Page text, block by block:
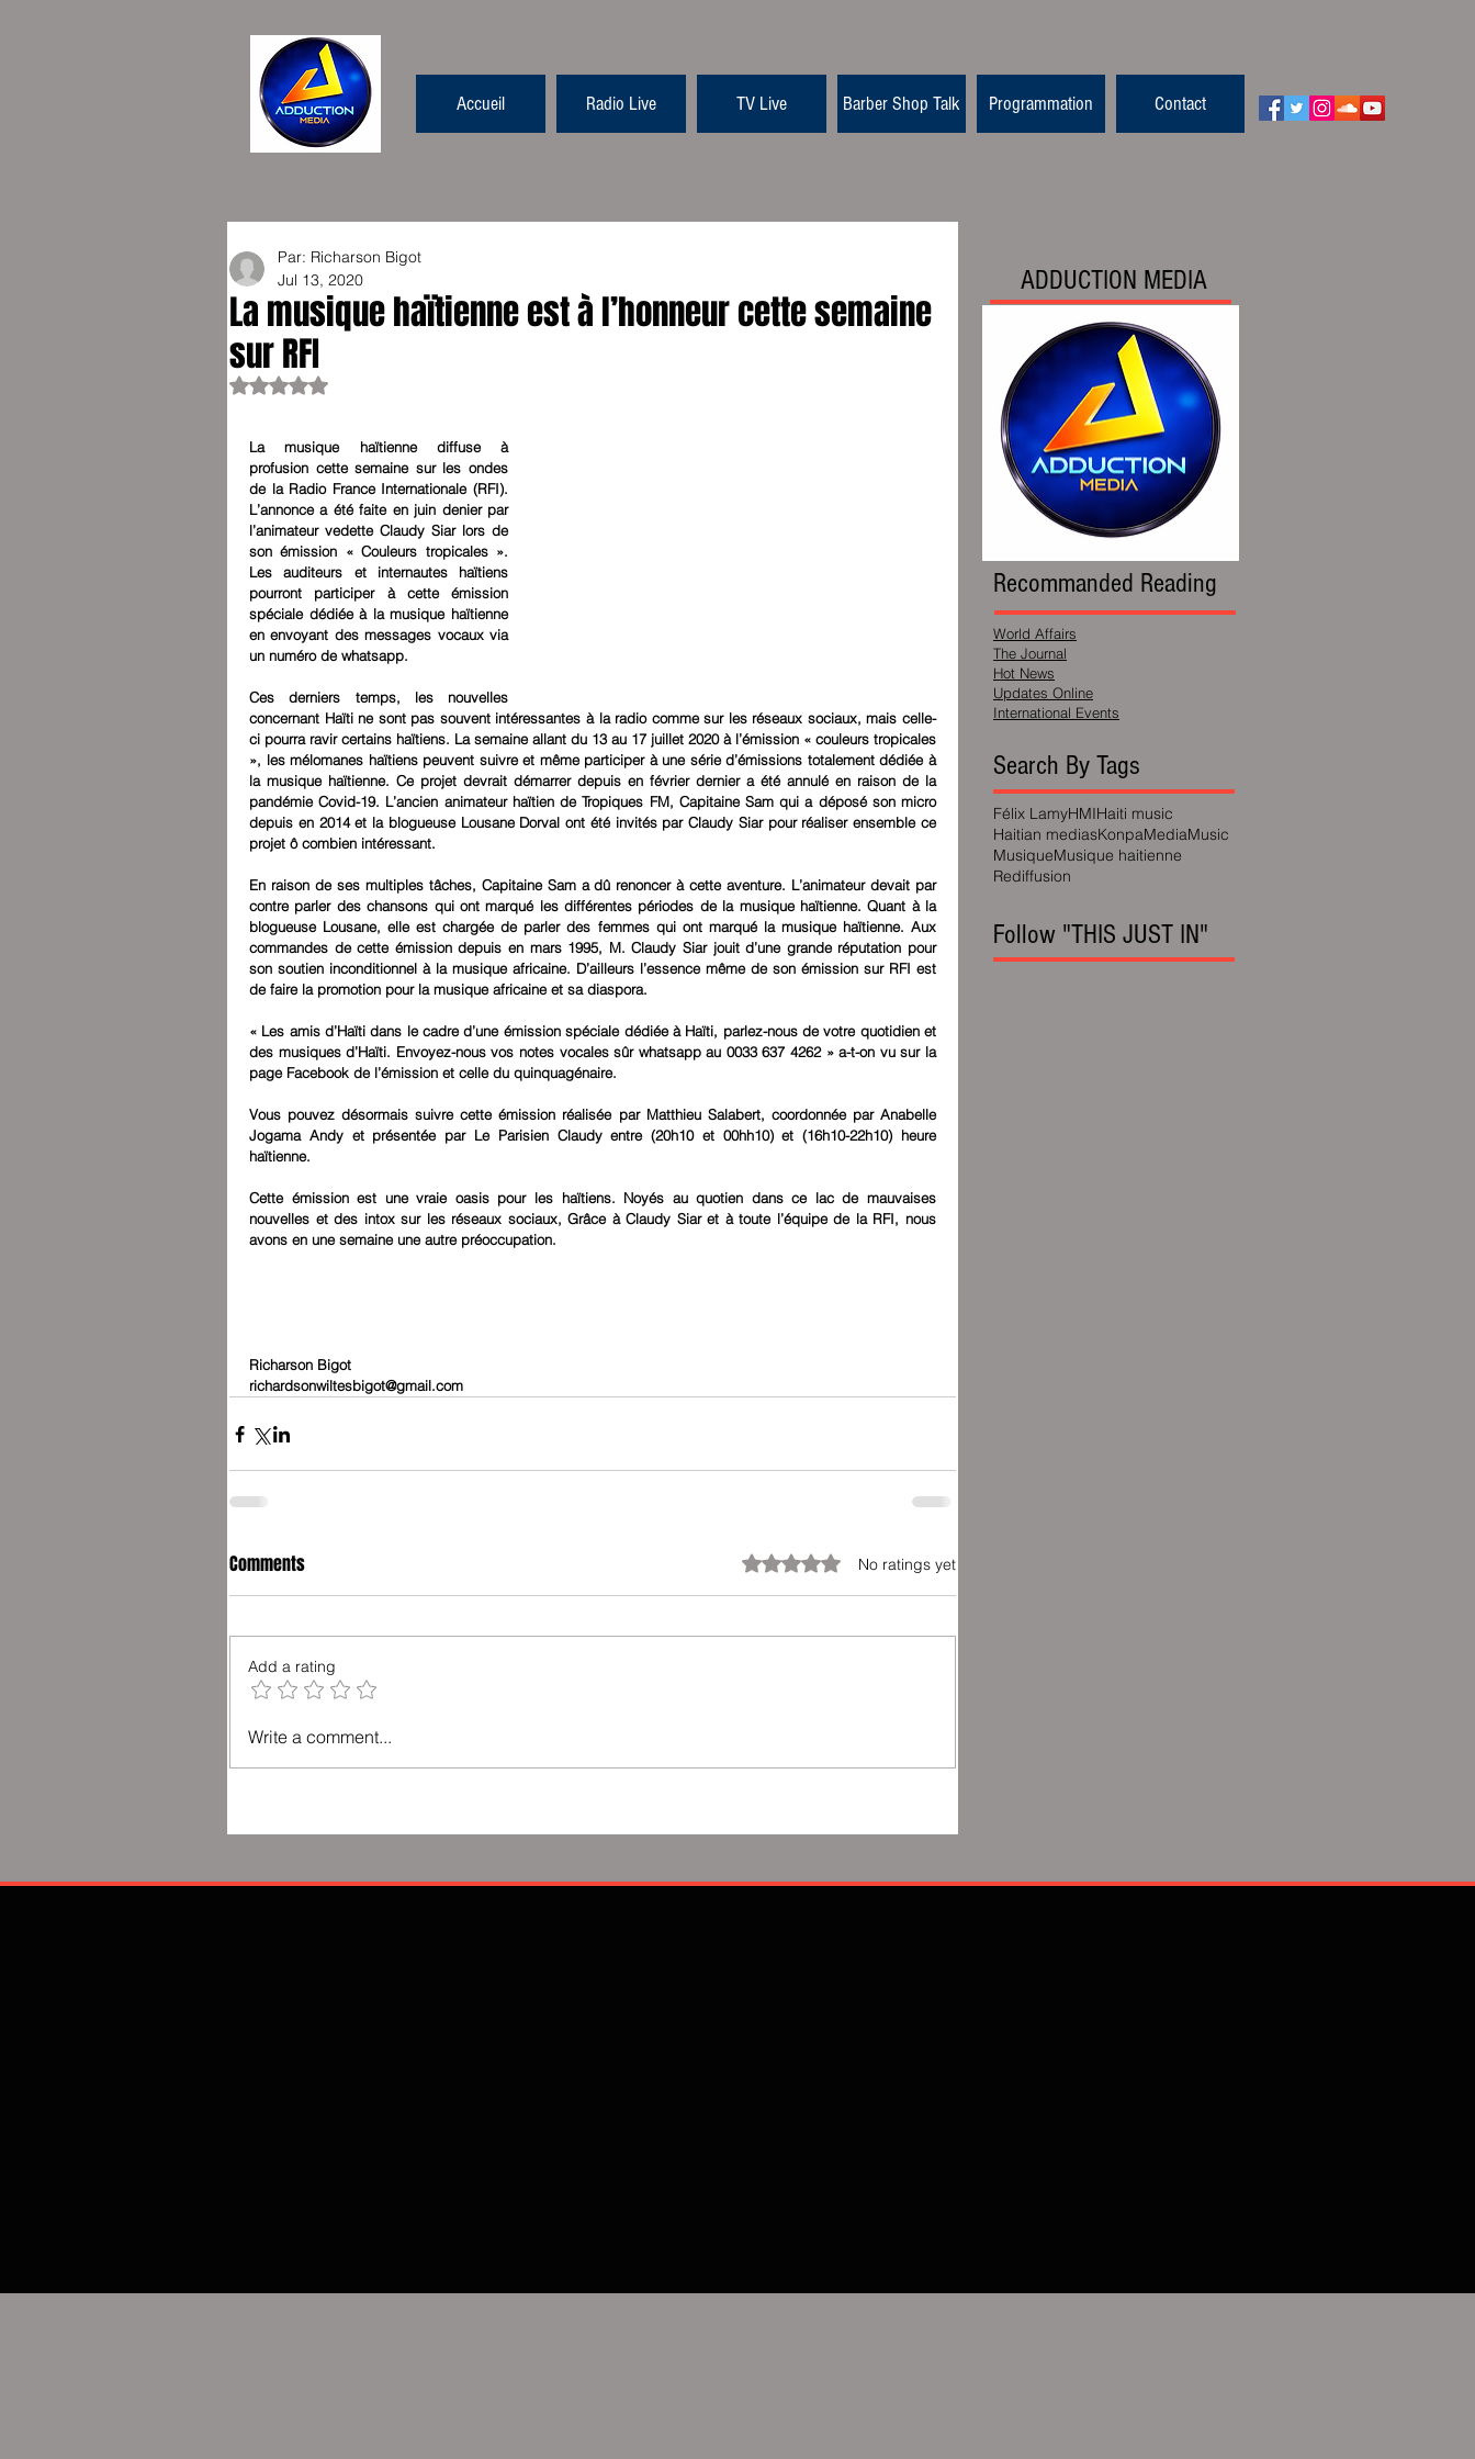
Accueil Radio Live TV Live Barber Shop Talk Programmation Contact
La musique haïtienne est à l’honneur cette semaine
sur RFI
Par: Richarson Bigot
Jul 13, 2020
Rated NaN out of 5 stars.
La musique haïtienne diffuse à
profusion cette semaine sur les ondes
de la Radio France Internationale (RFI).
L’annonce a été faite en juin denier par
l’animateur vedette Claudy Siar lors de
son émission « Couleurs tropicales ».
Les auditeurs et internautes haïtiens
pourront participer à cette émission
spéciale dédiée à la musique haïtienne
en envoyant des messages vocaux via
un numéro de whatsapp.
Ces derniers temps, les nouvelles
concernant Haïti ne sont pas souvent intéressantes à la radio comme sur les réseaux sociaux, mais celle-
ci pourra ravir certains haïtiens. La semaine allant du 13 au 17 juillet 2020 à l’émission « couleurs tropicales
», les mélomanes haïtiens peuvent suivre et même participer à une série d’émissions totalement dédiée à
la musique haïtienne. Ce projet devrait démarrer depuis en février dernier a été annulé en raison de la
pandémie Covid-19. L’ancien animateur haïtien de Tropiques FM, Capitaine Sam qui a déposé son micro
depuis en 2014 et la blogueuse Lousane Dorval ont été invités par Claudy Siar pour réaliser ensemble ce
projet ô combien intéressant.
En raison de ses multiples tâches, Capitaine Sam a dû renoncer à cette aventure. L’animateur devait par
contre parler des chansons qui ont marqué les différentes périodes de la musique haïtienne. Quant à la
blogueuse Lousane, elle est chargée de parler des femmes qui ont marqué la musique haïtienne. Aux
commandes de cette émission depuis en mars 1995, M. Claudy Siar jouit d’une grande réputation pour
son soutien inconditionnel à la musique africaine. D’ailleurs l’essence même de son émission sur RFI est
de faire la promotion pour la musique africaine et sa diaspora.
« Les amis d’Haïti dans le cadre d’une émission spéciale dédiée à Haïti, parlez-nous de votre quotidien et
des musiques d’Haïti. Envoyez-nous vos notes vocales sûr whatsapp au 0033 637 4262 » a-t-on vu sur la
page Facebook de l’émission et celle du quinquagénaire.
Vous pouvez désormais suivre cette émission réalisée par Matthieu Salabert, coordonnée par Anabelle
Jogama Andy et présentée par Le Parisien Claudy entre (20h10 et 00hh10) et (16h10-22h10) heure
haïtienne.
Cette émission est une vraie oasis pour les haïtiens. Noyés au quotien dans ce lac de mauvaises
nouvelles et des intox sur les réseaux sociaux, Grâce à Claudy Siar et à toute l’équipe de la RFI, nous
avons en une semaine une autre préoccupation.
Richarson Bigot
richardsonwiltesbigot@gmail.com
Comments Rated 0 out of 5 stars.No ratings yet
Add a rating
Write a comment...
ADDUCTION MEDIA
Recommanded Reading
World Affairs
The Journal
Hot News
Updates Online
International Events
Search By Tags
Félix LamyHMIHaiti music
Haitian mediasKonpaMediaMusic
MusiqueMusique haitienne
Rediffusion
Follow "THIS JUST IN"